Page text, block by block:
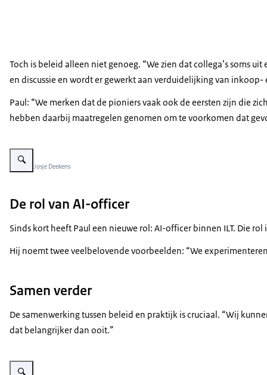
Toch is beleid alleen niet genoeg. “We zien dat collega’s soms
en discussie en wordt er gewerkt aan verduidelijking van
Paul: “We merken dat de pioniers vaak ook de eersten zijn die
hebben daarbij maatregelen genomen om te voorkomen dat
Vergroot afbeelding Bram en Paul staan op een waterbrug die onder een
Beeld: © Josje Deekens
De rol van AI-officer
Sinds kort heeft Paul een nieuwe rol: AI-officer binnen ILT. Die
Hij noemt twee veelbelovende voorbeelden: “We
Samen verder
De samenwerking tussen beleid en praktijk is cruciaal. “Wij
dat belangrijker dan ooit.”
Vergroot afbeelding Bram en Paul staan samen in een binnentuin met